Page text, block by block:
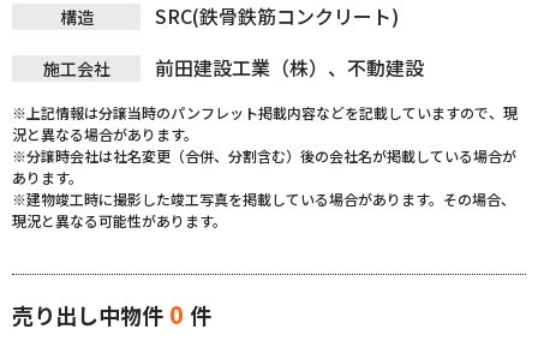
構造 SRC(鉄骨鉄筋コンクリート)
施工会社 前田建設工業（株）、不動建設
※上記情報は分譲当時のパンフレット掲載内容などを記載していますので、現
況と異なる場合があります。
※分譲時会社は社名変更（合併、分割含む）後の会社名が掲載している場合が
あります。
※建物竣工時に撮影した竣工写真を掲載している場合があります。その場合、
現況と異なる可能性があります。
売り出し中物件 0 件